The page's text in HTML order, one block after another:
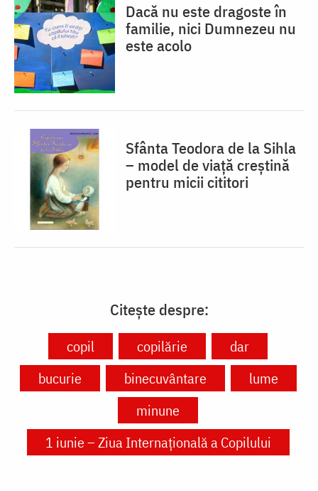
Dacă nu este dragoste în
familie, nici Dumnezeu nu
este acolo
Sfânta Teodora de la Sihla
– model de viaţă creştină
pentru micii cititori
Citește despre:
copil copilărie
dar
bucurie
binecuvântare
lume
minune
1 iunie – Ziua Internațională a Copilului